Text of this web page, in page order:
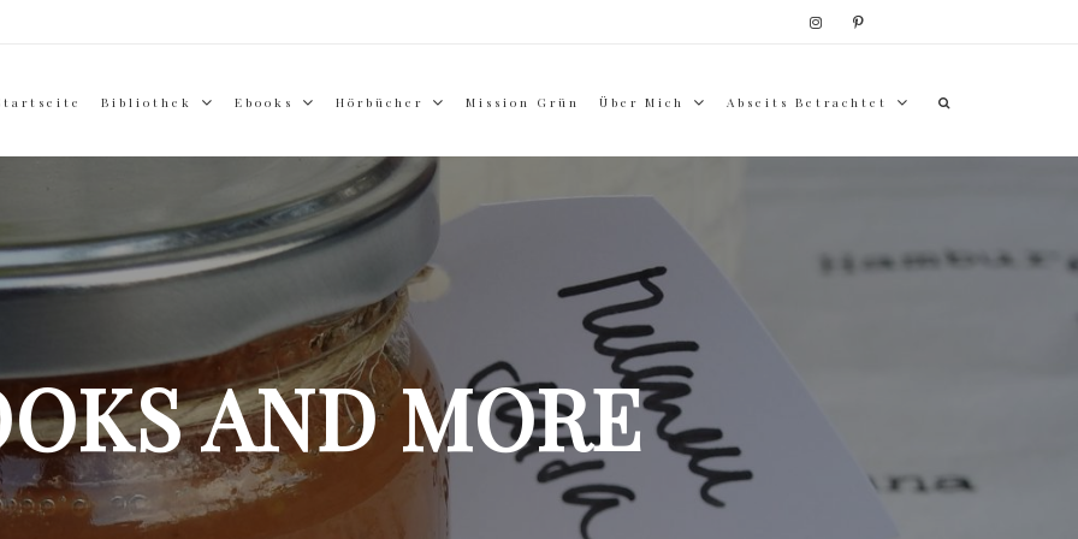
Bibliothek Ebooks Hörbücher Mission Grün Über Mich Abseits Betrachtet
AND MORE